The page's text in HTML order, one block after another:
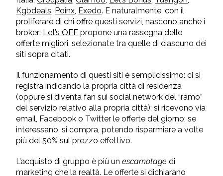
Kgbdeals, Poinx, Exedo. E naturalmente, con il
proliferare di chi offre questi servizi, nascono anche i
broker: Let’s OFF propone una rassegna delle
offerte migliori, selezionate tra quelle di ciascuno dei
siti sopra citati.
Il funzionamento di questi siti è semplicissimo: ci si
registra indicando la propria città di residenza
(oppure si diventa fan sui social network del “ramo”
del servizio relativo alla propria città); si ricevono via
email, Facebook o Twitter le offerte del giorno; se
interessano, si compra, potendo risparmiare a volte
più del 50% sul prezzo effettivo.
L’acquisto di gruppo è più unescamotage di
marketing che la realtà. Le offerte si dichiarano